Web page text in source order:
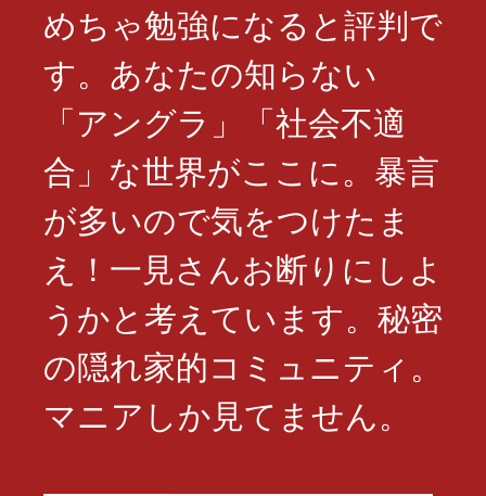
めちゃ勉強になると評判で
す。あなたの知らない
「アングラ」「社会不適
合」な世界がここに。暴言
が多いので気をつけたま
え！一見さんお断りにしよ
うかと考えています。秘密
の隠れ家的コミュニティ。
マニアしか見てません。